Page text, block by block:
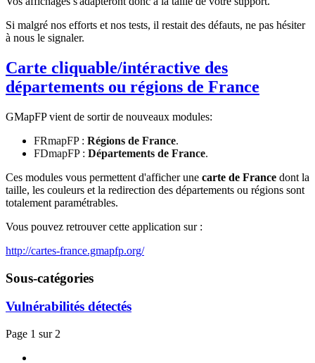
Si malgré nos efforts et nos tests, il restait des défauts, ne pas hésiter
à nous le signaler.
Carte cliquable/intéractive des
départements ou régions de France
GMapFP vient de sortir de nouveaux modules:
FRmapFP : Régions de France.
FDmapFP : Départements de France.
Ces modules vous permettent d'afficher une carte de France dont la
taille, les couleurs et la redirection des départements ou régions sont
totalement paramétrables.
Vous pouvez retrouver cette application sur :
http://cartes-france.gmapfp.org/
Sous-catégories
Vulnérabilités détectés
Page 1 sur 2